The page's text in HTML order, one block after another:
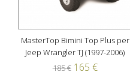
MasterTop Bimini Top Plus per
Jeep Wrangler TJ (1997-2006)
185 € 165 €